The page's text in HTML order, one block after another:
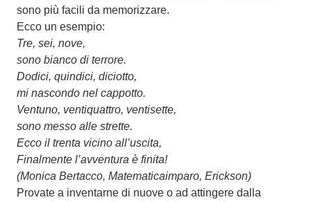
sono più facili da memorizzare.
Ecco un esempio:
Tre, sei, nove,
sono bianco di terrore.
Dodici, quindici, diciotto,
mi nascondo nel cappotto.
Ventuno, ventiquattro, ventisette,
sono messo alle strette.
Ecco il trenta vicino all’uscita,
Finalmente l’avventura è finita!
(Monica Bertacco, Matematicaimparo, Erickson)
Provate a inventarne di nuove o ad attingere dalla